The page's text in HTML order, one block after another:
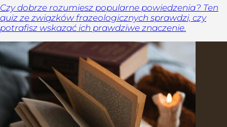
Czy dobrze rozumiesz popularne powiedzenia? Ten
quiz ze związków frazeologicznych sprawdzi, czy
potrafisz wskazać ich prawdziwe znaczenie.